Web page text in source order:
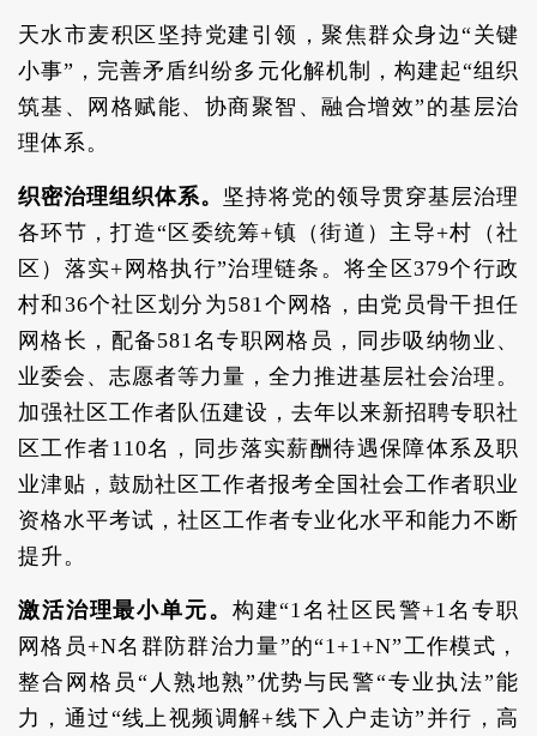
天水市麦积区坚持党建引领，聚焦群众身边“关键
小事”，完善矛盾纠纷多元化解机制，构建起“组织
筑基、网格赋能、协商聚智、融合增效”的基层治
理体系。
织密治理组织体系。 坚持将党的领导贯穿基层治理
各环节，打造“区委统筹+镇（街道）主导+村（社
区）落实+网格执行”治理链条。将全区379个行政
村和36个社区划分为581个网格，由党员骨干担任
网格长，配备581名专职网格员，同步吸纳物业、
业委会、志愿者等力量，全力推进基层社会治理。
加强社区工作者队伍建设，去年以来新招聘专职社
区工作者110名，同步落实薪酬待遇保障体系及职
业津贴，鼓励社区工作者报考全国社会工作者职业
资格水平考试，社区工作者专业化水平和能力不断
提升。
激活治理最小单元。 构建“1名社区民警+1名专职
网格员+N名群防群治力量”的“1+1+N”工作模式，
整合网格员“人熟地熟”优势与民警“专业执法”能
力，通过“线上视频调解+线下入户走访”并行，高